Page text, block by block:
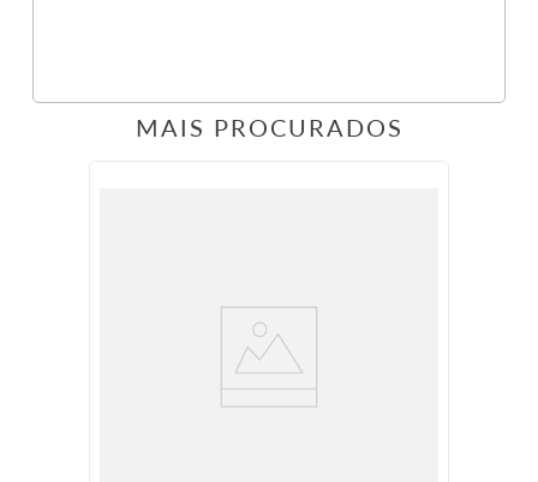
MAIS PROCURADOS